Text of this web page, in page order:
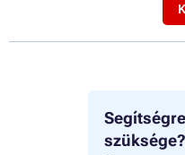
szüksége?